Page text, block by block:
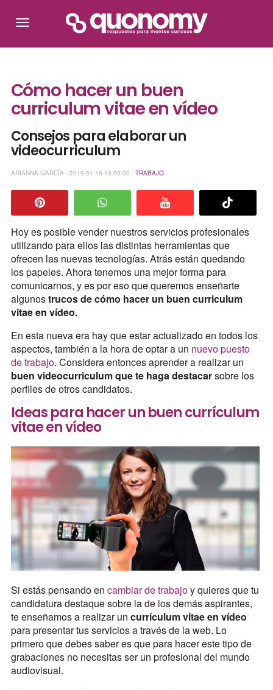
Cómo hacer un buen
curriculum vitae en vídeo
Consejos para elaborar un
videocurriculum
ARIANNA GARCÍA - 2019-01-16 13:00:00 - TRABAJO
Hoy es posible vender nuestros servicios profesionales
utilizando para ellos las distintas herramientas que
ofrecen las nuevas tecnologías. Atrás están quedando
los papeles. Ahora tenemos una mejor forma para
comunicarnos, y es por eso que queremos enseñarte
algunostrucos de cómo hacer un buen curriculum
vitae en vídeo.
En esta nueva era hay que estar actualizado en todos los
aspectos, también a la hora de optar a un nuevo puesto
de trabajo. Considera entonces aprender a realizar un
buen videocurriculum que te haga destacarsobre los
perfiles de otros candidatos.
Ideas para hacer un buen currículum
vitae en vídeo
Si estás pensando en cambiar de trabajoy quieres que tu
candidatura destaque sobre la de los demás aspirantes,
te enseñamos a realizar un currículum vitae en vídeo
para presentar tus servicios a través de la web. Lo
primero que debes saber es que para hacer este tipo de
grabaciones no necesitas ser un profesional del mundo
audiovisual.